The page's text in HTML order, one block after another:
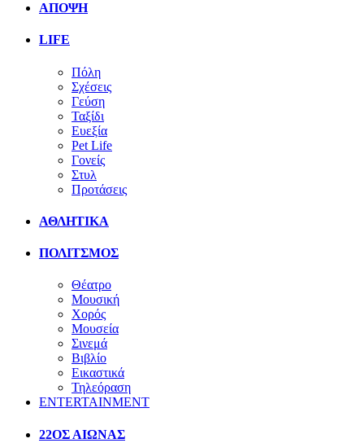
ΑΠΟΨΗ
LIFE
Πόλη
Σχέσεις
Γεύση
Ταξίδι
Ευεξία
Pet Life
Γονείς
Στυλ
Προτάσεις
ΑΘΛΗΤΙΚΑ
ΠΟΛΙΤΣΜΟΣ
Θέατρο
Μουσική
Χορός
Μουσεία
Σινεμά
Βιβλίο
Εικαστικά
Τηλεόραση
ENTERTAINMENT
22ΟΣ ΑΙΩΝΑΣ